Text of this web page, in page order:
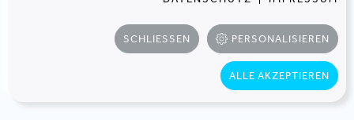
MitarbeiterInnen bei gleichzeitiger Reduktion der
. Langfristig betrachtet bedeutet die neue
Infrastruktur Einsparungen in Millionenhöhe. © Helge
SCHLIESSEN PERSONALISIEREN
ALLE AKZEPTIEREN